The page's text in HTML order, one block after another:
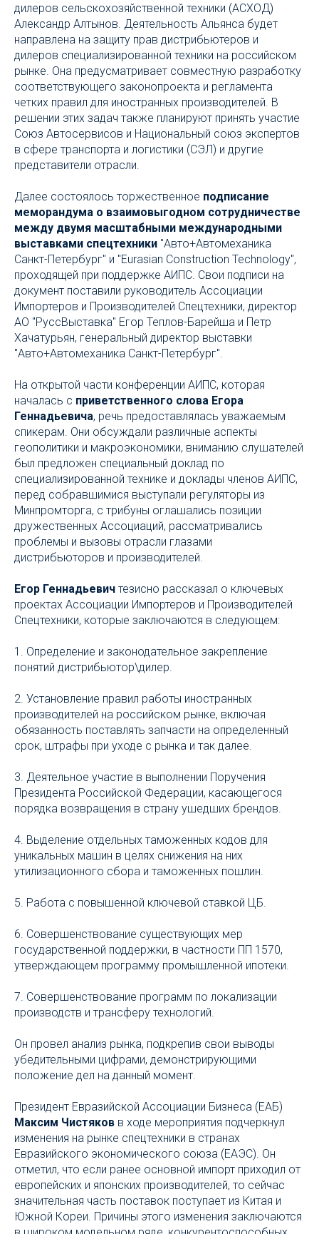
дилеров сельскохозяйственной техники (АСХОД)
Александр Алтынов. Деятельность Альянса будет
направлена на защиту прав дистрибьютеров и
дилеров специализированной техники на российском
рынке. Она предусматривает совместную разработку
соответствующего законопроекта и регламента
четких правил для иностранных производителей. В
решении этих задач также планируют принять участие
Союз Автосервисов и Национальный союз экспертов
в сфере транспорта и логистики (СЭЛ) и другие
представители отрасли.
Далее состоялось торжественное подписание
меморандума о взаимовыгодном сотрудничестве
между двумя масштабными международными
выставками спецтехники "Авто+Автомеханика
Санкт-Петербург" и "Eurasian Construction Technology",
проходящей при поддержке АИПС. Свои подписи на
документ поставили руководитель Ассоциации
Импортеров и Производителей Спецтехники, директор
АО "РуссВыставка" Егор Теплов-Барейша и Петр
Хачатурьян, генеральный директор выставки
"Авто+Автомеханика Санкт-Петербург".
На открытой части конференции АИПС, которая
началась с приветственного слова Егора
Геннадьевича, речь предоставлялась уважаемым
спикерам. Они обсуждали различные аспекты
геополитики и макроэкономики, вниманию слушателей
был предложен специальный доклад по
специализированной технике и доклады членов АИПС,
перед собравшимися выступали регуляторы из
Минпромторга, с трибуны оглашались позиции
дружественных Ассоциаций, рассматривались
проблемы и вызовы отрасли глазами
дистрибьюторов и производителей.
Егор Геннадьевич тезисно рассказал о ключевых
проектах Ассоциации Импортеров и Производителей
Спецтехники, которые заключаются в следующем:
1. Определение и законодательное закрепление
понятий дистрибьютор\дилер.
2. Установление правил работы иностранных
производителей на российском рынке, включая
обязанность поставлять запчасти на определенный
срок, штрафы при уходе с рынка и так далее.
3. Деятельное участие в выполнении Поручения
Президента Российской Федерации, касающегося
порядка возвращения в страну ушедших брендов.
4. Выделение отдельных таможенных кодов для
уникальных машин в целях снижения на них
утилизационного сбора и таможенных пошлин.
5. Работа с повышенной ключевой ставкой ЦБ.
6. Совершенствование существующих мер
государственной поддержки, в частности ПП 1570,
утверждающем программу промышленной ипотеки.
7. Совершенствование программ по локализации
производств и трансферу технологий.
Он провел анализ рынка, подкрепив свои выводы
убедительными цифрами, демонстрирующими
положение дел на данный момент.
Президент Евразийской Ассоциации Бизнеса (ЕАБ)
Максим Чистяков в ходе мероприятия подчеркнул
изменения на рынке спецтехники в странах
Евразийского экономического союза (ЕАЭС). Он
отметил, что если ранее основной импорт приходил от
европейских и японских производителей, то сейчас
значительная часть поставок поступает из Китая и
Южной Кореи. Причины этого изменения заключаются